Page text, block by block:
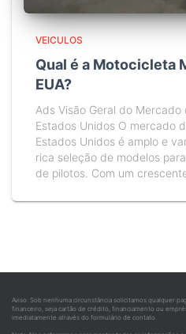
VEICULOS
Qual é a Motocicleta
EUA?
Ads Visão Geral do
Estados Unidos O mercado
Estados Unidos é amplo e
rica seleção de modelos
de pilotos. Com um
Aviso: Sob nenhuma circunstância solicitamos qualquer
financeiro, seja cartão de crédito, financiamento ou
imediatamente através do formulário de contato.